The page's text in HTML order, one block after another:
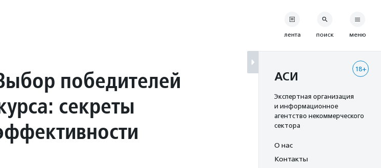
победителей
секреты
лента поиск меню
18+
АСИ
Экспертная организация
и информационное
агентство некоммерческого
сектора
О нас
Контакты